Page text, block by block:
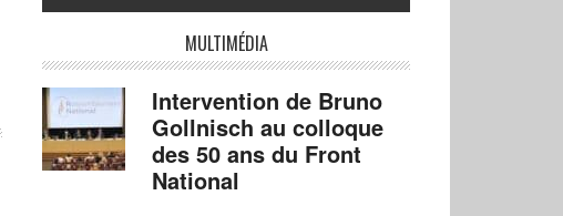
MULTIMÉDIA
Intervention de Bruno
Gollnisch au colloque
des 50 ans du Front
National